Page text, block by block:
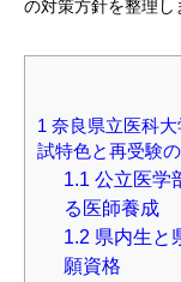
の対策方針を整理し
1 奈良県立医科
試特色と再受験
1.1 公立医学
る医師養成
1.2 県内生と
願資格